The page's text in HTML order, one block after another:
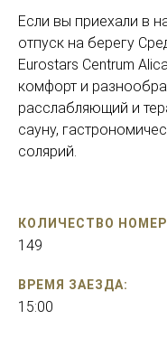
Если вы приехали в
отпуск на берегу
Eurostars Centrum
комфорт и
расслабляющий и
сауну,
солярий.
КОЛИЧЕСТВО
149
ВРЕМЯ ЗАЕЗДА:
15:00